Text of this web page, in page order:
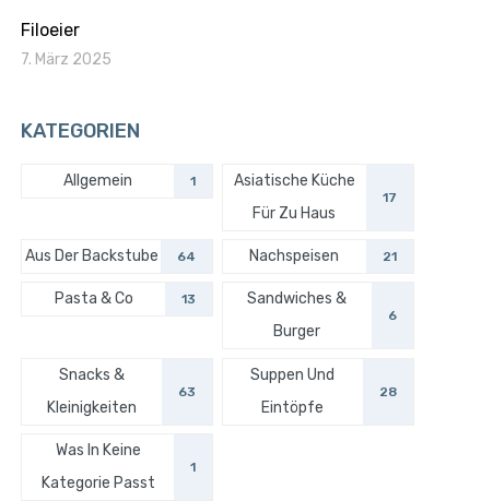
Filoeier
7. März 2025
KATEGORIEN
Allgemein 1
Asiatische Küche
Für Zu Haus
17
Aus Der Backstube 64 Nachspeisen 21
Pasta & Co 13
Sandwiches &
Burger
6
Snacks &
Kleinigkeiten
63
Suppen Und
Eintöpfe
28
Was In Keine
Kategorie Passt
1